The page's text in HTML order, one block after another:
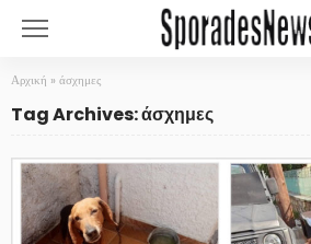
Αρχική » άσχημες
Tag Archives: άσχημες